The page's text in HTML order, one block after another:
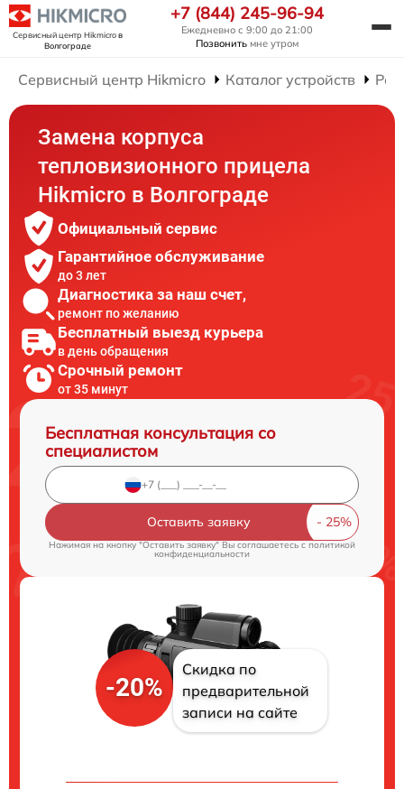
Сервисный центр Hikmicroв
Волгограде
+7 (844) 245-96-94
Ежедневно с 9:00 до 21:00
Позвонить мне утром
Сервисный центр Hikmicro Каталог устройств
Замена корпуса
тепловизионного прицела
Hikmicro в Волгограде
Официальный сервис
Гарантийное обслуживание
до 3 лет
Диагностика за наш счет,
ремонт по желанию
Бесплатный выезд курьера
в день обращения
Срочный ремонт
от 35 минут
Бесплатная консультация со
специалистом
Оставить заявку
Нажимая на кнопку "Оставить заявку" Вы соглашаетесь cполитикой
конфиденциальности
-20%
Скидка по
предварительной
записи на сайте